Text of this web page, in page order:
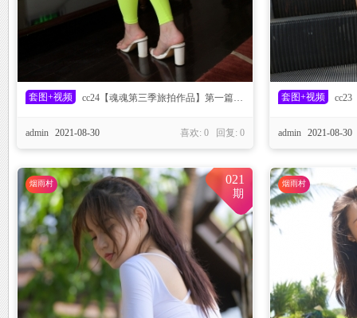
套图+视频 cc24【魂魂第三季旅拍作品】第一篇-遇见萤火
喜欢: 0 回复: 0
admin 2021-08-30
套图+视频 cc23
admin 2021-08-30
烟雨村 021
期
烟雨村